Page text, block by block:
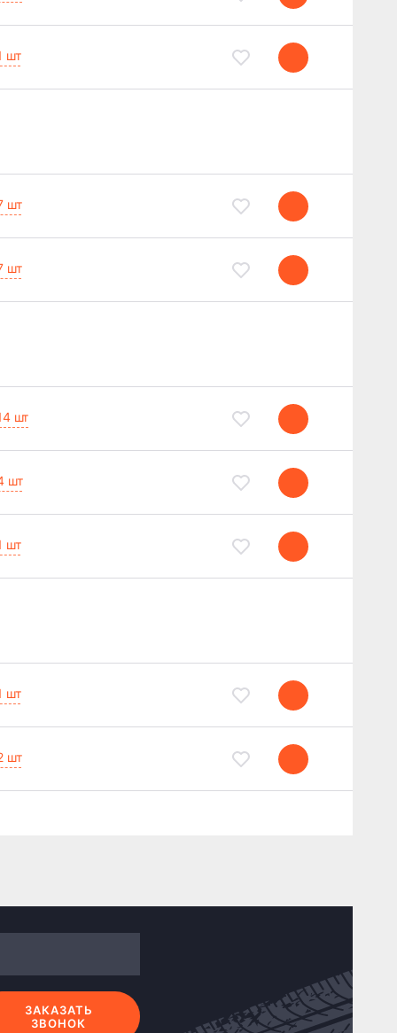
шт
шт
шт
шт
шт
шт
шт
шт
ЗАКАЗАТЬ
ЗВОНОК